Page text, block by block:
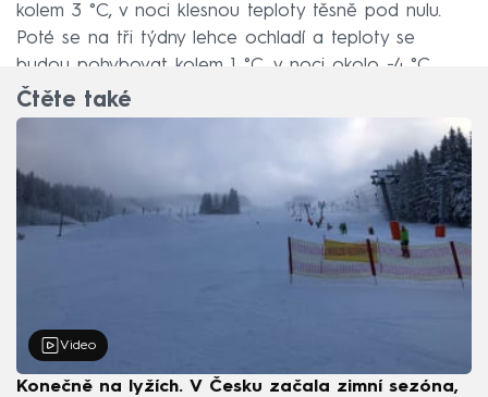
kolem 3 °C, v noci klesnou teploty těsně pod nulu.
Poté se na tři týdny lehce ochladí a teploty se
budou pohybovat kolem 1 °C, v noci okolo −4 °C.
Čtěte také
Video
Konečně na lyžích. V Česku začala zimní sezóna,